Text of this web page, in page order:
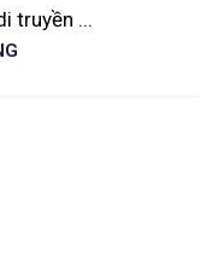
truyền ...